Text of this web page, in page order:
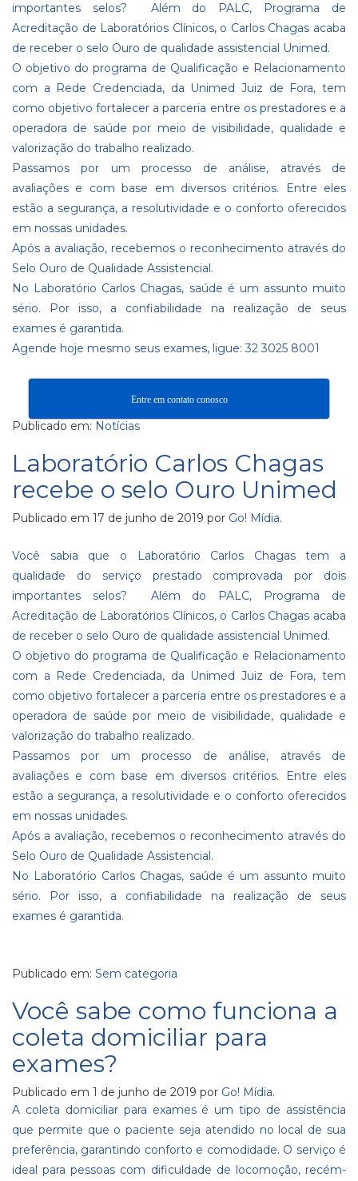
importantes selos? Além do PALC, Programa de
Acreditação de Laboratórios Clínicos, o Carlos Chagas acaba
de receber o selo Ouro de qualidade assistencial Unimed.
O objetivo do programa de Qualificação e Relacionamento
com a Rede Credenciada, da Unimed Juiz de Fora, tem
como objetivo fortalecer a parceria entre os prestadores e a
operadora de saúde por meio de visibilidade, qualidade e
valorização do trabalho realizado.
Passamos por um processo de análise, através de
avaliações e com base em diversos critérios. Entre eles
estão a segurança, a resolutividade e o conforto oferecidos
em nossas unidades.
Após a avaliação, recebemos o reconhecimento através do
Selo Ouro de Qualidade Assistencial.
No Laboratório Carlos Chagas, saúde é um assunto muito
sério. Por isso, a confiabilidade na realização de seus
exames é garantida.
Agende hoje mesmo seus exames, ligue: 32 3025 8001
Entre em contato conosco
Publicado em: Notícias
Laboratório Carlos Chagas
recebe o selo Ouro Unimed
Publicado em 17 de junho de 2019 por Go! Mídia.
Você sabia que o Laboratório Carlos Chagas tem a
qualidade do serviço prestado comprovada por dois
importantes selos? Além do PALC, Programa de
Acreditação de Laboratórios Clínicos, o Carlos Chagas acaba
de receber o selo Ouro de qualidade assistencial Unimed.
O objetivo do programa de Qualificação e Relacionamento
com a Rede Credenciada, da Unimed Juiz de Fora, tem
como objetivo fortalecer a parceria entre os prestadores e a
operadora de saúde por meio de visibilidade, qualidade e
valorização do trabalho realizado.
Passamos por um processo de análise, através de
avaliações e com base em diversos critérios. Entre eles
estão a segurança, a resolutividade e o conforto oferecidos
em nossas unidades.
Após a avaliação, recebemos o reconhecimento através do
Selo Ouro de Qualidade Assistencial.
No Laboratório Carlos Chagas, saúde é um assunto muito
sério. Por isso, a confiabilidade na realização de seus
exames é garantida.
Publicado em: Sem categoria
Você sabe como funciona a
coleta domiciliar para
exames?
Publicado em 1 de junho de 2019 por Go! Mídia.
A coleta domiciliar para exames é um tipo de assistência
que permite que o paciente seja atendido no local de sua
preferência, garantindo conforto e comodidade. O serviço é
ideal para pessoas com dificuldade de locomoção, recém-